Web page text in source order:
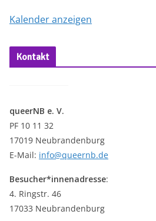
Kalender anzeigen
Kontakt
queerNB e. V.
PF 10 11 32
17019 Neubrandenburg
E-Mail: info@queernb.de
Besucher*innenadresse:
4. Ringstr. 46
17033 Neubrandenburg